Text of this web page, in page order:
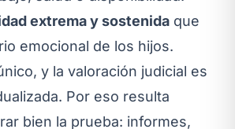
extrema y sostenida que
emocional de los hijos.
y la valoración judicial es
Por eso resulta
bien la prueba: informes,